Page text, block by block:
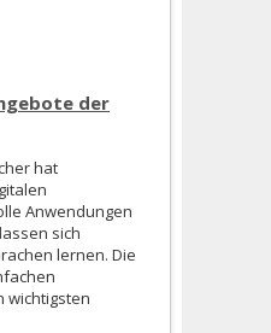
der
hat
Anwendungen
sich
lernen. Die
wichtigsten